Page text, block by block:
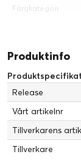
Färgkategori:
Teknik:
Fodral
Information om
boetten:
Fodralets form:
Allmänt
Produktinfo
Release
Vårt artikelnr
Tillverkarens
Tillverkare